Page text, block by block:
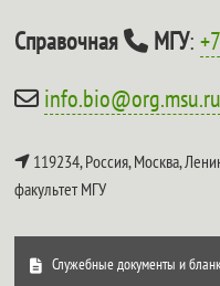
Справочная МГУ:
info.bio@org.msu.ru
119234, Россия, Москва,
факультет МГУ
Служебные документы и